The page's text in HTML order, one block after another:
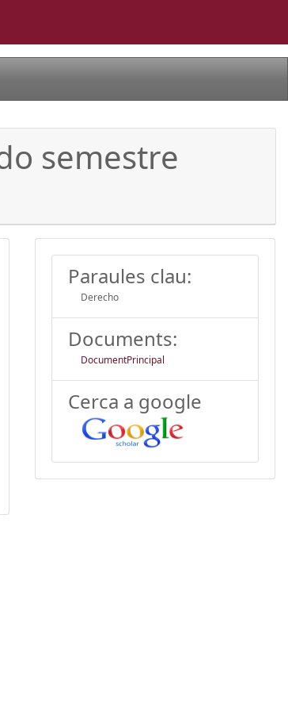
semestre
Paraules clau:
Derecho
Documents:
DocumentPrincipal
Cerca a google